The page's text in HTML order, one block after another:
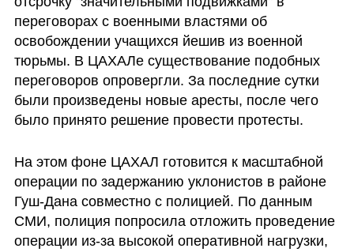
переговорах с военными властями об
освобождении учащихся йешив из военной
тюрьмы. В ЦАХАЛе существование подобных
переговоров опровергли. За последние сутки
были произведены новые аресты, после чего
было принято решение провести протесты.
На этом фоне ЦАХАЛ готовится к масштабной
операции по задержанию уклонистов в районе
Гуш-Дана совместно с полицией. По данным
СМИ, полиция попросила отложить проведение
операции из-за высокой оперативной нагрузки,